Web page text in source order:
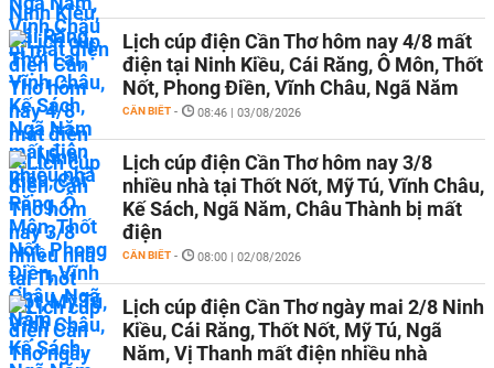
Lịch cúp điện Cần Thơ hôm nay 4/8 mất
điện tại Ninh Kiều, Cái Răng, Ô Môn, Thốt
Nốt, Phong Điền, Vĩnh Châu, Ngã Năm
CẦN BIẾT - 08:46 | 03/08/2026
Lịch cúp điện Cần Thơ hôm nay 3/8
nhiều nhà tại Thốt Nốt, Mỹ Tú, Vĩnh Châu,
Kế Sách, Ngã Năm, Châu Thành bị mất
điện
CẦN BIẾT - 08:00 | 02/08/2026
Lịch cúp điện Cần Thơ ngày mai 2/8 Ninh
Kiều, Cái Răng, Thốt Nốt, Mỹ Tú, Ngã
Năm, Vị Thanh mất điện nhiều nhà